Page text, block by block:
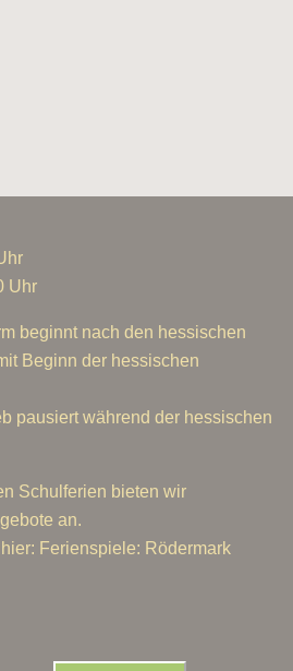
Uhr
beginnt nach den hessischen
Beginn der hessischen
pausiert während der hessischen
Schulferien bieten wir
an.
Ferienspiele: Rödermark